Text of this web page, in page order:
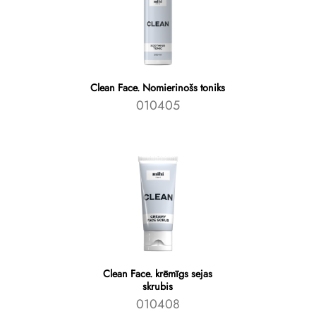
Clean Face. Nomierinošs toniks
010405
Clean Face. krēmīgs sejas
skrubis
010408